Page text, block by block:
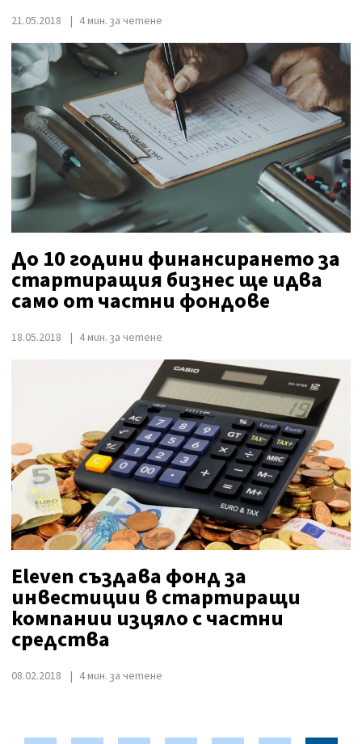
21.05.2018 4 мин. за четене
До 10 години финансирането за
стартиращия бизнес ще идва
само от частни фондове
18.05.2018 4 мин. за четене
Eleven създава фонд за
инвестиции в стартиращи
компании изцяло с частни
средства
08.02.2018 4 мин. за четене